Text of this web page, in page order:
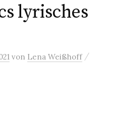
lyrisches
von Lena Weißhoff /